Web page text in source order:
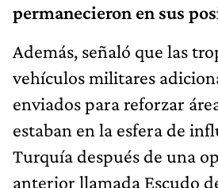
permanecieron en sus
Además, señaló que las
vehículos militares
enviados para reforzar
estaban en la esfera de
Turquía después de una
anterior llamada Escudo